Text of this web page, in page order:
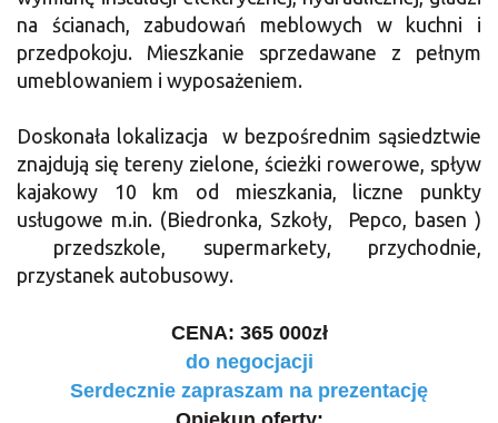
na ścianach, zabudowań meblowych w kuchni i
przedpokoju. Mieszkanie sprzedawane z pełnym
umeblowaniem i wyposażeniem.
Doskonała lokalizacja w bezpośrednim sąsiedztwie
znajdują się tereny zielone, ścieżki rowerowe, spływ
kajakowy 10 km od mieszkania, liczne punkty
usługowe m.in. (Biedronka, Szkoły, Pepco, basen )
przedszkole, supermarkety, przychodnie,
przystanek autobusowy.
CENA: 365 000zł
do negocjacji
Serdecznie zapraszam na prezentację